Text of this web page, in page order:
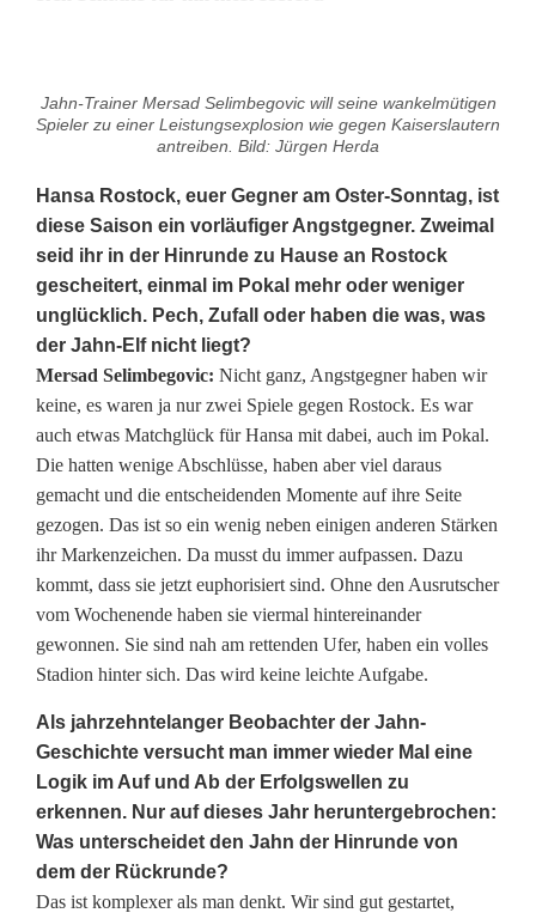
a
n
-
T
r
a
i
n
e
r
i
m
I
n
t
e
r
Jahn-Trainer Mersad Selimbegovic will seine wankelmütigen
Spieler zu einer Leistungsexplosion wie gegen Kaiserslautern
antreiben. Bild: Jürgen Herda
Hansa Rostock, euer Gegner am Oster-Sonntag, ist
diese Saison ein vorläufiger Angstgegner. Zweimal
seid ihr in der Hinrunde zu Hause an Rostock
gescheitert, einmal im Pokal mehr oder weniger
unglücklich. Pech, Zufall oder haben die was, was
der Jahn-Elf nicht liegt?
Mersad Selimbegovic: Nicht ganz, Angstgegner haben wir
keine, es waren ja nur zwei Spiele gegen Rostock. Es war
auch etwas Matchglück für Hansa mit dabei, auch im Pokal.
Die hatten wenige Abschlüsse, haben aber viel daraus
gemacht und die entscheidenden Momente auf ihre Seite
gezogen. Das ist so ein wenig neben einigen anderen Stärken
ihr Markenzeichen. Da musst du immer aufpassen. Dazu
kommt, dass sie jetzt euphorisiert sind. Ohne den Ausrutscher
vom Wochenende haben sie viermal hintereinander
gewonnen. Sie sind nah am rettenden Ufer, haben ein volles
Stadion hinter sich. Das wird keine leichte Aufgabe.
Als jahrzehntelanger Beobachter der Jahn-
Geschichte versucht man immer wieder Mal eine
Logik im Auf und Ab der Erfolgswellen zu
erkennen. Nur auf dieses Jahr heruntergebrochen:
Was unterscheidet den Jahn der Hinrunde von
dem der Rückrunde?
Das ist komplexer als man denkt. Wir sind gut gestartet,